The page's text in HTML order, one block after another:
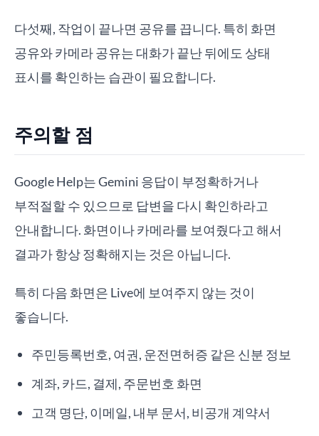
다섯째, 작업이 끝나면 공유를 끕니다. 특히 화면
공유와 카메라 공유는 대화가 끝난 뒤에도 상태
표시를 확인하는 습관이 필요합니다.
주의할 점
Google Help는 Gemini 응답이 부정확하거나
부적절할 수 있으므로 답변을 다시 확인하라고
안내합니다. 화면이나 카메라를 보여줬다고 해서
결과가 항상 정확해지는 것은 아닙니다.
특히 다음 화면은 Live에 보여주지 않는 것이
좋습니다.
주민등록번호, 여권, 운전면허증 같은 신분 정보
계좌, 카드, 결제, 주문번호 화면
고객 명단, 이메일, 내부 문서, 비공개 계약서